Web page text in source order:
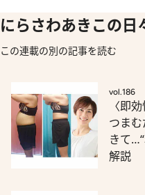
にらさわあきこの日
この連載の別の記事を読む
vol.186
〈即
つま
きて
解説